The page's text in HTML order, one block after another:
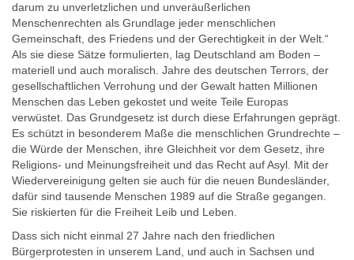
darum zu unverletzlichen und unveräußerlichen
Menschenrechten als Grundlage jeder menschlichen
Gemeinschaft, des Friedens und der Gerechtigkeit in der Welt.“
Als sie diese Sätze formulierten, lag Deutschland am Boden –
materiell und auch moralisch. Jahre des deutschen Terrors, der
gesellschaftlichen Verrohung und der Gewalt hatten Millionen
Menschen das Leben gekostet und weite Teile Europas
verwüstet. Das Grundgesetz ist durch diese Erfahrungen geprägt.
Es schützt in besonderem Maße die menschlichen Grundrechte –
die Würde der Menschen, ihre Gleichheit vor dem Gesetz, ihre
Religions- und Meinungsfreiheit und das Recht auf Asyl. Mit der
Wiedervereinigung gelten sie auch für die neuen Bundesländer,
dafür sind tausende Menschen 1989 auf die Straße gegangen.
Sie riskierten für die Freiheit Leib und Leben.
Dass sich nicht einmal 27 Jahre nach den friedlichen
Bürgerprotesten in unserem Land, und auch in Sachsen und